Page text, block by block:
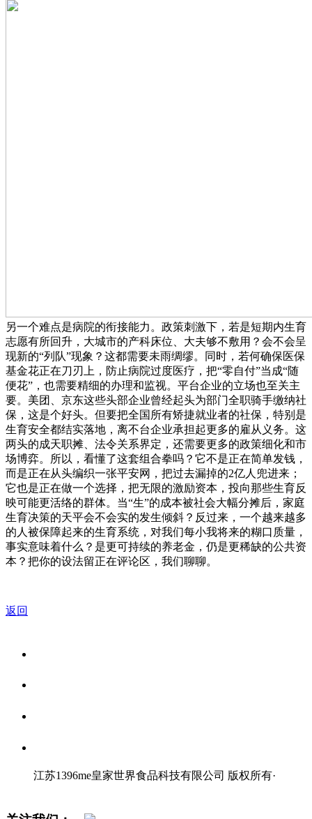
另一个难点是病院的衔接能力。政策刺激下，若是短期内生育
志愿有所回升，大城市的产科床位、大夫够不敷用？会不会呈
现新的“列队”现象？这都需要未雨绸缪。同时，若何确保医保
基金花正在刀刃上，防止病院过度医疗，把“零自付”当成“随
便花”，也需要精细的办理和监视。平台企业的立场也至关主
要。美团、京东这些头部企业曾经起头为部门全职骑手缴纳社
保，这是个好头。但要把全国所有矫捷就业者的社保，特别是
生育安全都结实落地，离不台企业承担起更多的雇从义务。这
两头的成天职摊、法令关系界定，还需要更多的政策细化和市
场博弈。所以，看懂了这套组合拳吗？它不是正在简单发钱，
而是正在从头编织一张平安网，把过去漏掉的2亿人兜进来；
它也是正在做一个选择，把无限的激励资本，投向那些生育反
映可能更活络的群体。当“生”的成本被社会大幅分摊后，家庭
生育决策的天平会不会实的发生倾斜？反过来，一个越来越多
的人被保障起来的生育系统，对我们每小我将来的糊口质量，
事实意味着什么？是更可持续的养老金，仍是更稀缺的公共资
本？把你的设法留正在评论区，我们聊聊。
返回
江苏1396me皇家世界食品科技有限公司 版权所有·